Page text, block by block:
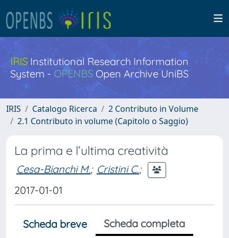
IRISInstitutional Research Information
System - OPENBS Open Archive UniBS
IRIS Catalogo Ricerca
2 Contributo in Volume
2.1 Contributo in volume (Capitolo o Saggio)
La prima e l’ultima creatività
Cesa-Bianchi M.; Cristini C.;
2017-01-01
Scheda breve
Scheda completa